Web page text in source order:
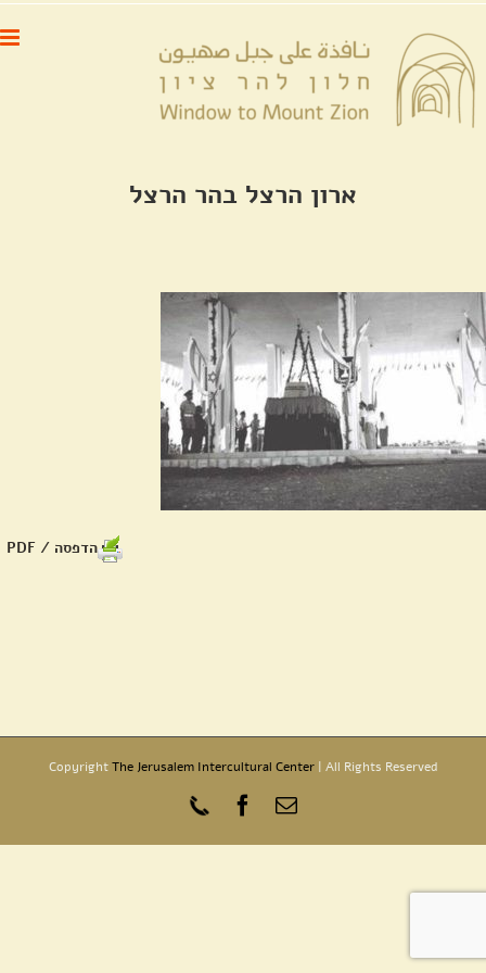
דלג
לתוכן
ארון הרצל בהר הרצל
הדפסה / PDF
CopyrightThe Jerusalem Intercultural Center| All Rights Reserved
כתובת
אלקטרוני
Facebook
Phone